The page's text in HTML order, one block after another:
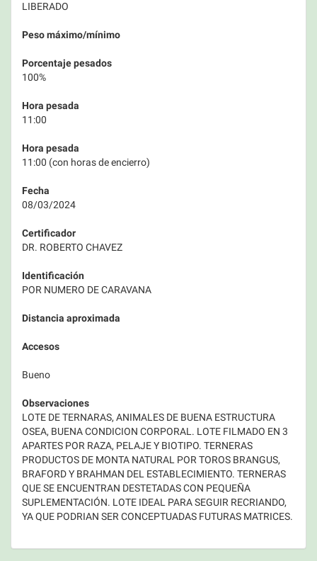
LIBERADO
Peso máximo/mínimo
Porcentaje pesados
100%
Hora pesada
11:00
Hora pesada
11:00 (con horas de encierro)
Fecha
08/03/2024
Certificador
DR. ROBERTO CHAVEZ
Identificación
POR NUMERO DE CARAVANA
Distancia aproximada
Accesos
Bueno
Observaciones
LOTE DE TERNARAS, ANIMALES DE BUENA ESTRUCTURA
OSEA, BUENA CONDICION CORPORAL. LOTE FILMADO EN 3
APARTES POR RAZA, PELAJE Y BIOTIPO. TERNERAS
PRODUCTOS DE MONTA NATURAL POR TOROS BRANGUS,
BRAFORD Y BRAHMAN DEL ESTABLECIMIENTO. TERNERAS
QUE SE ENCUENTRAN DESTETADAS CON PEQUEÑA
SUPLEMENTACIÓN. LOTE IDEAL PARA SEGUIR RECRIANDO,
YA QUE PODRIAN SER CONCEPTUADAS FUTURAS MATRICES.